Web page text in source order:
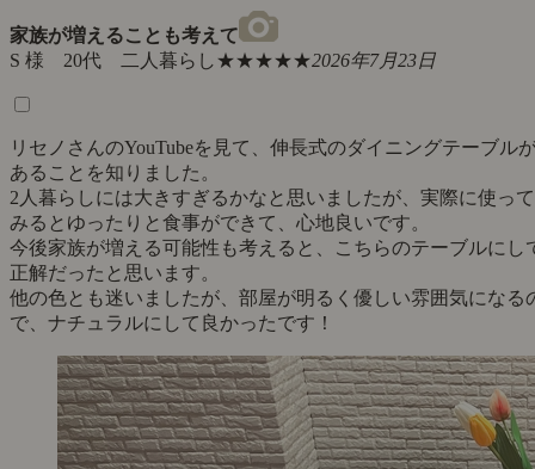
家族が増えることも考えて
S 様 20代 二人暮らし★★★★★2026年7月23日
リセノさんのYouTubeを見て、伸長式のダイニングテーブル
あることを知りました。
2人暮らしには大きすぎるかなと思いましたが、実際に使って
みるとゆったりと食事ができて、心地良いです。
今後家族が増える可能性も考えると、こちらのテーブルにし
正解だったと思います。
他の色とも迷いましたが、部屋が明るく優しい雰囲気になる
で、ナチュラルにして良かったです！